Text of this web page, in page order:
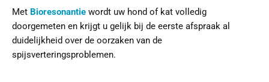
Met Bioresonantie wordt uw hond of kat volledig
doorgemeten en krijgt u gelijk bij de eerste afspraak al
duidelijkheid over de oorzaken van de
spijsverteringsproblemen.